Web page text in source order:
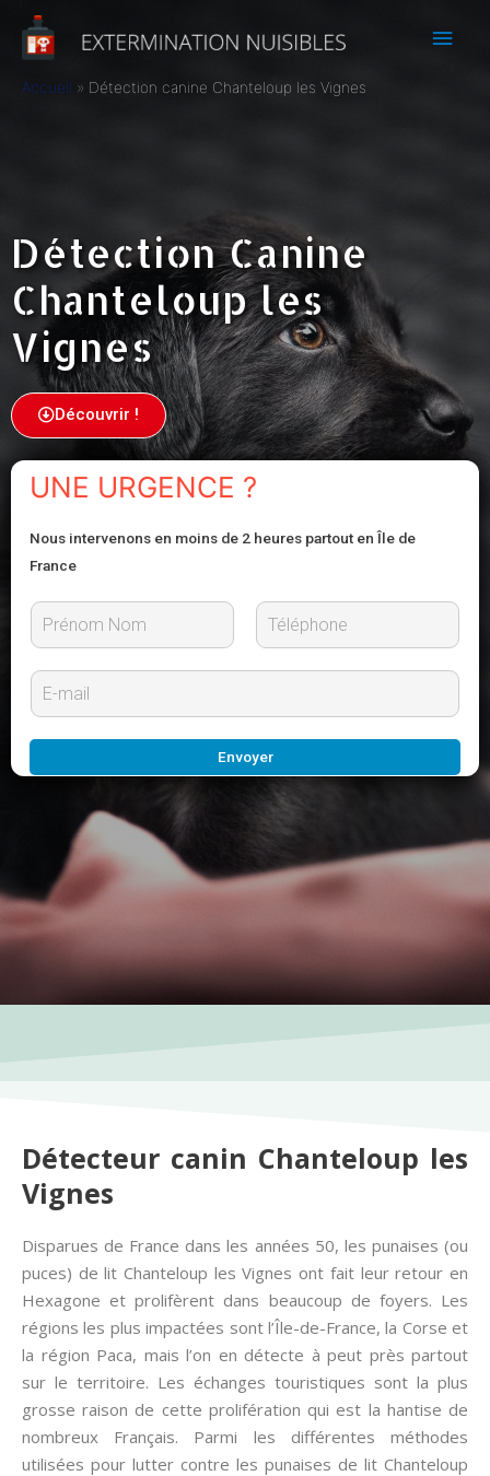
Accueil Détection canine Chanteloup les Vignes
Détection Canine
Chanteloup les
Vignes
Découvrir !
UNE URGENCE ?
Nous intervenons en moins de 2 heures partout en Île de
France
r
n
m
o
E
m
a
i
Envoyer
Détecteur canin Chanteloup les
Vignes
Disparues de France dans les années 50, les punaises (ou
puces) de lit Chanteloup les Vignes ont fait leur retour en
Hexagone et prolifèrent dans beaucoup de foyers. Les
régions les plus impactées sont l’Île-de-France, la Corse et
la région Paca, mais l’on en détecte à peut près partout
sur le territoire. Les échanges touristiques sont la plus
grosse raison de cette prolifération qui est la hantise de
nombreux Français. Parmi les différentes méthodes
utilisées pour lutter contre les punaises de lit Chanteloup